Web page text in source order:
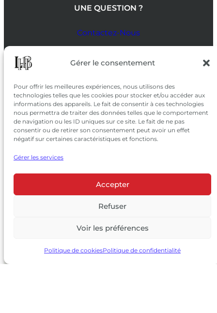
Gérer le consentement
Pour offrir les meilleures expériences, nous utilisons des
technologies telles que les cookies pour stocker et/ou accéder aux
informations des appareils. Le fait de consentir à ces technologies
nous permettra de traiter des données telles que le comportement
de navigation ou les ID uniques sur ce site. Le fait de ne pas
consentir ou de retirer son consentement peut avoir un effet
négatif sur certaines caractéristiques et fonctions.
Gérer les services
Accepter
Refuser
Voir les préférences
Politique de cookiesPolitique de confidentialité
UNE QUESTION ?
Contactez-Nous
SUIVEZ-NOUS
SUR LES RÉSEAUX
© 2026 Château Larrivet Haut-Brion |
Mentions légales|Politique de confidentialité
|CGV
L’ABUS D’ALCOOL EST DANGEREUX POUR LA SANTÉ, À